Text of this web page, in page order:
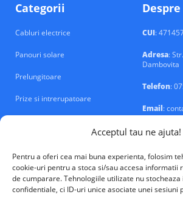
Acceptul tau ne ajuta!
Pentru a oferi cea mai buna experienta, folosim
cookie-uri pentru a stoca si/sau accesa informatii
de cumparare. Tehnologiile utilizate nu
confidentiale, ci ID-uri unice asociate unei sesiuni
Categorii
Cabluri electrice
Panouri solare
Prelungitoare
Prize si intrerupatoare
CUI:
Adresa:
Dambovita
Telefon:
Email:
electrice.ro
VALM Electrical Solutions